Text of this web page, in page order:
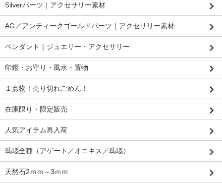
Silverパーツ｜アクセサリー素材
AG／アンティークゴールドパーツ｜アクセサリー素材
ペンダント｜ジュエリー・アクセサリー
印鑑・お守り・風水・置物
１点物！売り切れごめん！
在庫限り・限定販売
人気アイテム再入荷
瑪瑙全種（アゲート／オニキス／瑪瑙）
天然石2ｍｍ～3ｍｍ